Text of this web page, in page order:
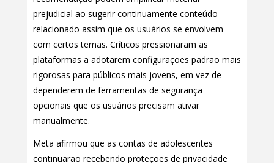
prejudicial ao sugerir continuamente conteúdo
relacionado assim que os usuários se envolvem
com certos temas. Críticos pressionaram as
plataformas a adotarem configurações padrão mais
rigorosas para públicos mais jovens, em vez de
dependerem de ferramentas de segurança
opcionais que os usuários precisam ativar
manualmente.
Meta afirmou que as contas de adolescentes
continuarão recebendo proteções de privacidade